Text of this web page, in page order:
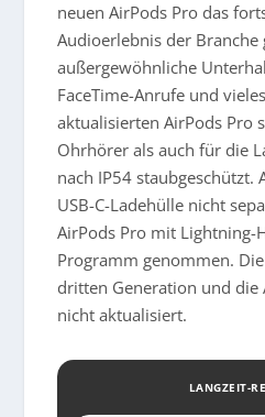
neuen AirPods Pro das
Audioerlebnis der
außergewöhnliche
FaceTime-Anrufe und
aktualisierten AirPods Pro
Ohrhörer als auch für die
nach IP54 staubgeschützt.
USB-C-Ladehülle nicht
AirPods Pro mit Lightning-
Programm genommen.
dritten Generation und die
nicht aktualisiert.
LANGZEIT-